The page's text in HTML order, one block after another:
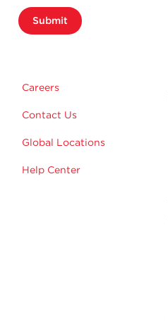
Submit
Careers
Contact Us
Global Locations
Help Center